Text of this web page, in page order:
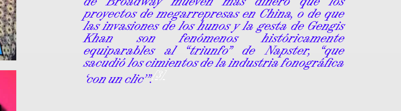
proyectos de megarrepresas en China, o de que
las invasiones de los hunos y la gesta de Gengis
Khan son fenómenos históricamente
equiparables al “triunfo” de Napster, “que
sacudió los cimientos de la industria fonográfica
‘con un clic’”.